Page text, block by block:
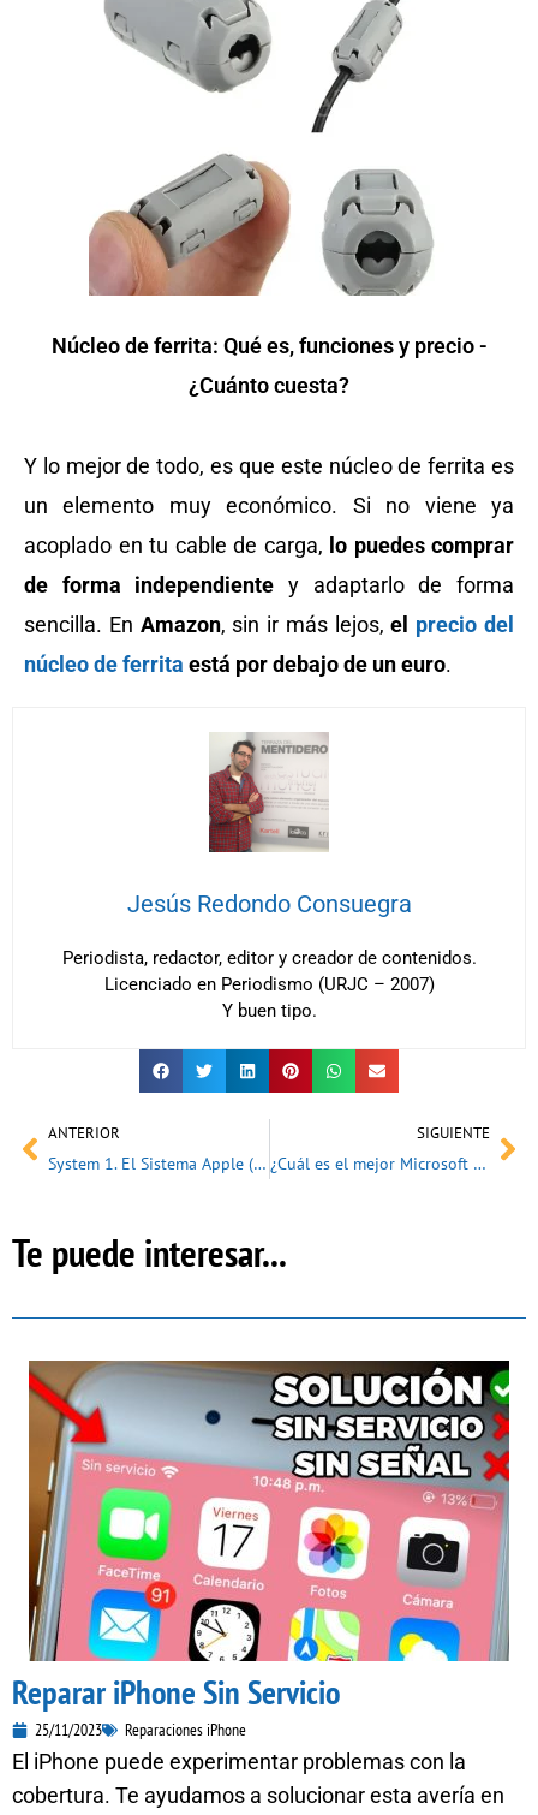
Núcleo de ferrita: Qué es, funciones y precio -
¿Cuánto cuesta?
Y lo mejor de todo, es que este núcleo de ferrita es
un elemento muy económico. Si no viene ya
acoplado en tu cable de carga, lo puedes comprar
de forma independiente y adaptarlo de forma
sencilla. En Amazon, sin ir más lejos,el precio del
núcleo de ferrita está por debajo de un euro.
Jesús Redondo Consuegra
Periodista, redactor, editor y creador de contenidos.
Licenciado en Periodismo (URJC – 2007)
Y buen tipo.
AntANTERIOR
System 1. El Sistema Apple (1984)
SIGUIENTE
¿Cuál es el mejor Microsoft Windows?
Te puede interesar...
Reparar iPhone Sin Servicio
25/11/2023 Reparaciones iPhone
El iPhone puede experimentar problemas con la
cobertura. Te ayudamos a solucionar esta avería en